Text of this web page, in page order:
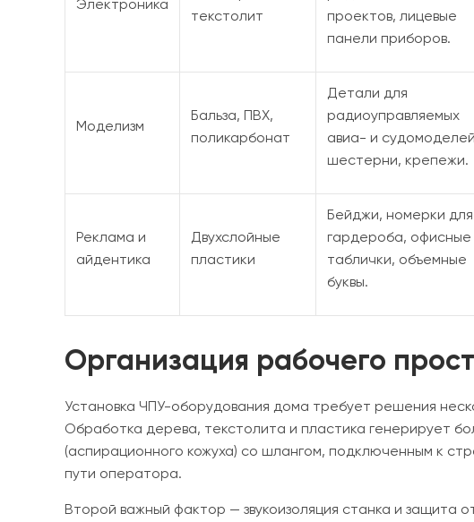
Электроника
текстолит
проектов, лицевые
панели приборов.
Моделизм
Бальза, ПВХ,
поликарбонат
Детали для
радиоуправляемых
авиа- и
шестерни, крепежи.
Реклама и
айдентика
Двухслойные
пластики
Бейджи, номерки для
гардероба, офисные
таблички, объемные
буквы.
Организация рабочего
Установка ЧПУ-оборудования дома требует решения
Обработка дерева, текстолита и пластика генерирует
(аспирационного кожуха) со шлангом, подключенным к
пути оператора.
Второй важный фактор — звукоизоляция станка и